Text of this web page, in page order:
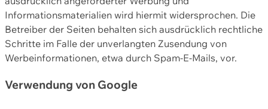
Informationsmaterialien wird hiermit widersprochen. Die
Betreiber der Seiten behalten sich ausdrücklich rechtliche
Schritte im Falle der unverlangten Zusendung von
Werbeinformationen, etwa durch Spam-E-Mails, vor.
Verwendung von Google